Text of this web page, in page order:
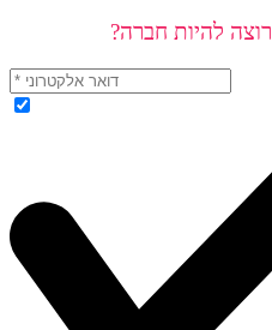
רוצה להיות חברה?